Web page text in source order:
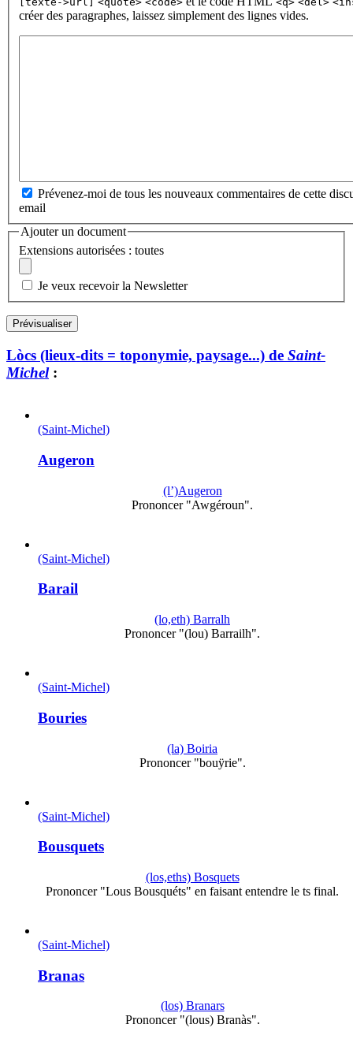
créer des paragraphes, laissez simplement des lignes vides.
Prévenez-moi de tous les nouveaux commentaires de cette
email
Ajouter un document
Extensions autorisées : toutes
Je veux recevoir la Newsletter
Lòcs (lieux-dits = toponymie, paysage...) de Saint-
Michel:
(Saint-Michel)
Augeron
(l’)Augeron
Prononcer "Awgéroun".
(Saint-Michel)
Barail
(lo,eth) Barralh
Prononcer "(lou) Barrailh".
(Saint-Michel)
Bouries
(la) Boiria
Prononcer "bouÿrie".
(Saint-Michel)
Bousquets
(los,eths) Bosquets
Prononcer "Lous Bousquéts" en faisant entendre le ts final.
(Saint-Michel)
Branas
(los) Branars
Prononcer "(lous) Branàs".